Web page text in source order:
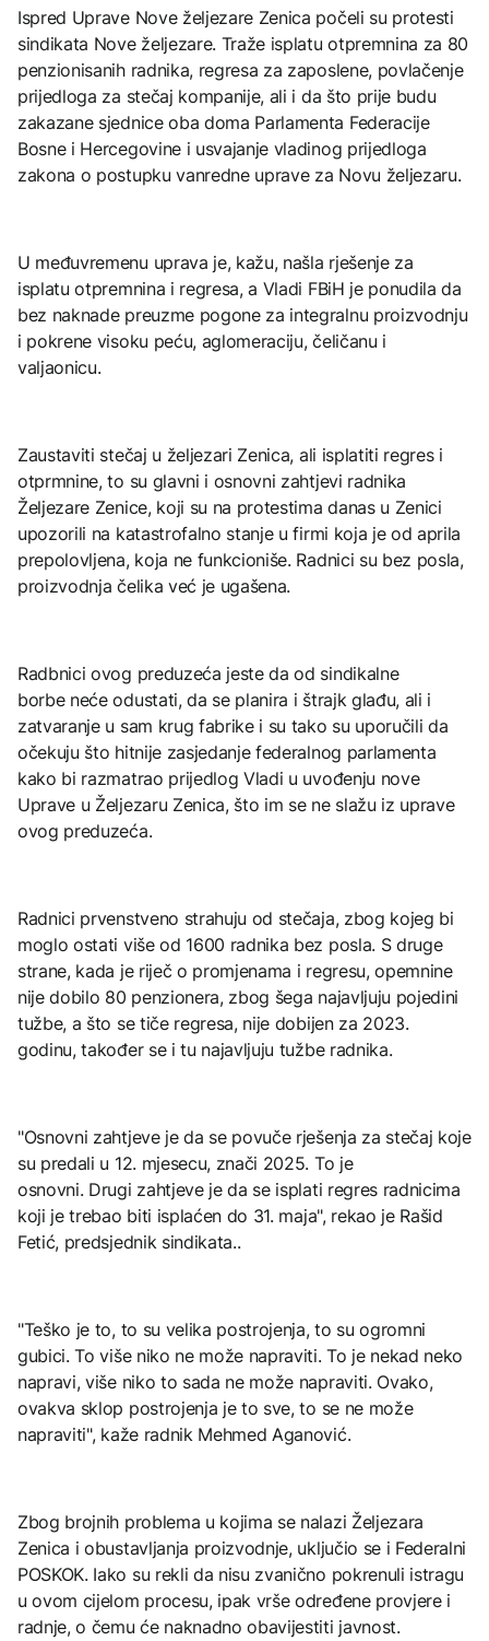
Ispred Uprave Nove željezare Zenica počeli su protesti
sindikata Nove željezare. Traže isplatu otpremnina za 80
penzionisanih radnika, regresa za zaposlene, povlačenje
prijedloga za stečaj kompanije, ali i da što prije budu
zakazane sjednice oba doma Parlamenta Federacije
Bosne i Hercegovine i usvajanje vladinog prijedloga
zakona o postupku vanredne uprave za Novu željezaru.
U međuvremenu uprava je, kažu, našla rješenje za
isplatu otpremnina i regresa, a Vladi FBiH je ponudila da
bez naknade preuzme pogone za integralnu proizvodnju
i pokrene visoku peću, aglomeraciju, čeličanu i
valjaonicu.
Zaustaviti stečaj u željezari Zenica, ali isplatiti regres i
otprmnine, to su glavni i osnovni zahtjevi radnika
Željezare Zenice, koji su na protestima danas u Zenici
upozorili na katastrofalno stanje u firmi koja je od aprila
prepolovljena, koja ne funkcioniše. Radnici su bez posla,
proizvodnja čelika već je ugašena.
Radbnici ovog preduzeća jeste da od sindikalne
borbe neće odustati, da se planira i štrajk glađu, ali i
zatvaranje u sam krug fabrike i su tako su uporučili da
očekuju što hitnije zasjedanje federalnog parlamenta
kako bi razmatrao prijedlog Vladi u uvođenju nove
Uprave u Željezaru Zenica, što im se ne slažu iz uprave
ovog preduzeća.
Radnici prvenstveno strahuju od stečaja, zbog kojeg bi
moglo ostati više od 1600 radnika bez posla. S druge
strane, kada je riječ o promjenama i regresu, opemnine
nije dobilo 80 penzionera, zbog šega najavljuju pojedini
tužbe, a što se tiče regresa, nije dobijen za 2023.
godinu, također se i tu najavljuju tužbe radnika.
"Osnovni zahtjeve je da se povuče rješenja za stečaj koje
su predali u 12. mjesecu, znači 2025. To je
osnovni. Drugi zahtjeve je da se isplati regres radnicima
koji je trebao biti isplaćen do 31. maja", rekao je Rašid
Fetić, predsjednik sindikata..
"Teško je to, to su velika postrojenja, to su ogromni
gubici. To više niko ne može napraviti. To je nekad neko
napravi, više niko to sada ne može napraviti. Ovako,
ovakva sklop postrojenja je to sve, to se ne može
napraviti", kaže radnik Mehmed Aganović.
Zbog brojnih problema u kojima se nalazi Željezara
Zenica i obustavljanja proizvodnje, uključio se i Federalni
POSKOK. Iako su rekli da nisu zvanično pokrenuli istragu
u ovom cijelom procesu, ipak vrše određene provjere i
radnje, o čemu će naknadno obavijestiti javnost.